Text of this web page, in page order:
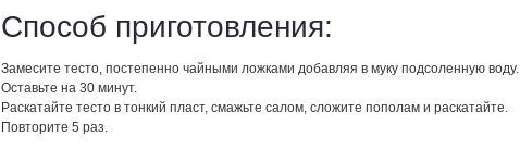
Способ приготовления:
Замесите тесто, постепенно чайными ложками добавляя в муку подсоленную воду.
Оставьте на 30 минут.
Раскатайте тесто в тонкий пласт, смажьте салом, сложите пополам и раскатайте.
Повторите 5 раз.